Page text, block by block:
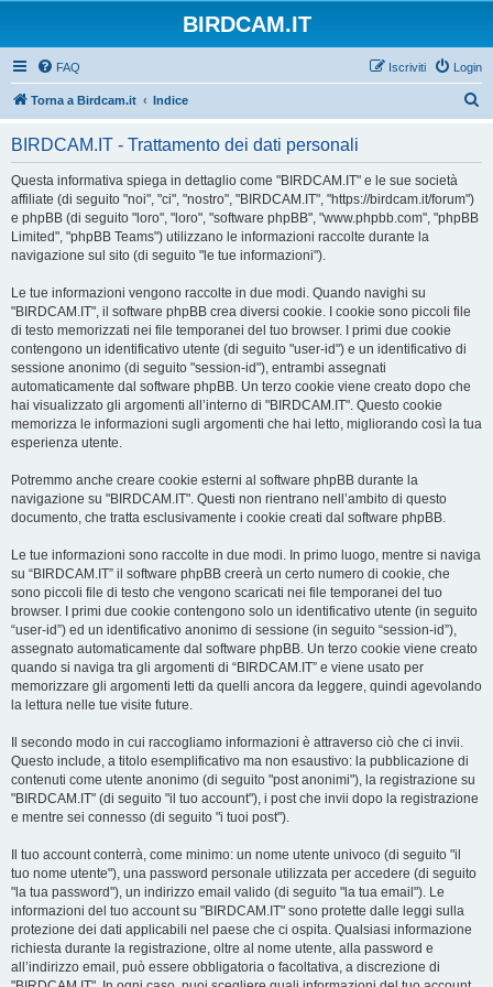
BIRDCAM.IT
FAQ Login
Iscriviti
Torna a Birdcam.it Indice
BIRDCAM.IT - Trattamento dei dati personali
Questa informativa spiega in dettaglio come "BIRDCAM.IT" e le sue società
affiliate (di seguito "noi", "ci", "nostro", "BIRDCAM.IT", "https://birdcam.it/forum")
e phpBB (di seguito "loro", "loro", "software phpBB", "www.phpbb.com", "phpBB
Limited", "phpBB Teams") utilizzano le informazioni raccolte durante la
navigazione sul sito (di seguito "le tue informazioni").
Le tue informazioni vengono raccolte in due modi. Quando navighi su
"BIRDCAM.IT", il software phpBB crea diversi cookie. I cookie sono piccoli file
di testo memorizzati nei file temporanei del tuo browser. I primi due cookie
contengono un identificativo utente (di seguito "user-id") e un identificativo di
sessione anonimo (di seguito "session-id"), entrambi assegnati
automaticamente dal software phpBB. Un terzo cookie viene creato dopo che
hai visualizzato gli argomenti all’interno di "BIRDCAM.IT". Questo cookie
memorizza le informazioni sugli argomenti che hai letto, migliorando così la tua
esperienza utente.
Potremmo anche creare cookie esterni al software phpBB durante la
navigazione su "BIRDCAM.IT". Questi non rientrano nell’ambito di questo
documento, che tratta esclusivamente i cookie creati dal software phpBB.
Le tue informazioni sono raccolte in due modi. In primo luogo, mentre si naviga
su “BIRDCAM.IT” il software phpBB creerà un certo numero di cookie, che
sono piccoli file di testo che vengono scaricati nei file temporanei del tuo
browser. I primi due cookie contengono solo un identificativo utente (in seguito
“user-id”) ed un identificativo anonimo di sessione (in seguito “session-id”),
assegnato automaticamente dal software phpBB. Un terzo cookie viene creato
quando si naviga tra gli argomenti di “BIRDCAM.IT” e viene usato per
memorizzare gli argomenti letti da quelli ancora da leggere, quindi agevolando
la lettura nelle tue visite future.
Il secondo modo in cui raccogliamo informazioni è attraverso ciò che ci invii.
Questo include, a titolo esemplificativo ma non esaustivo: la pubblicazione di
contenuti come utente anonimo (di seguito "post anonimi"), la registrazione su
"BIRDCAM.IT" (di seguito "il tuo account"), i post che invii dopo la registrazione
e mentre sei connesso (di seguito "i tuoi post").
Il tuo account conterrà, come minimo: un nome utente univoco (di seguito "il
tuo nome utente"), una password personale utilizzata per accedere (di seguito
"la tua password"), un indirizzo email valido (di seguito "la tua email"). Le
informazioni del tuo account su "BIRDCAM.IT" sono protette dalle leggi sulla
protezione dei dati applicabili nel paese che ci ospita. Qualsiasi informazione
richiesta durante la registrazione, oltre al nome utente, alla password e
all’indirizzo email, può essere obbligatoria o facoltativa, a discrezione di